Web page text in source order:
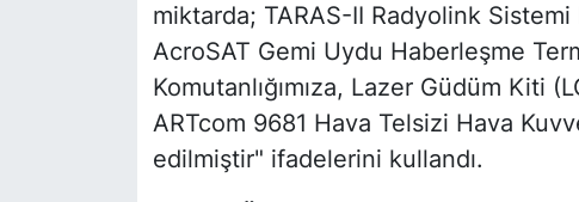
miktarda; TARAS-II Radyolink Sistemi
AcroSAT Gemi Uydu Haberleşme
Komutanlığımıza, Lazer Güdüm Kiti
ARTcom 9681 Hava Telsizi Hava
edilmiştir" ifadelerini kullandı.